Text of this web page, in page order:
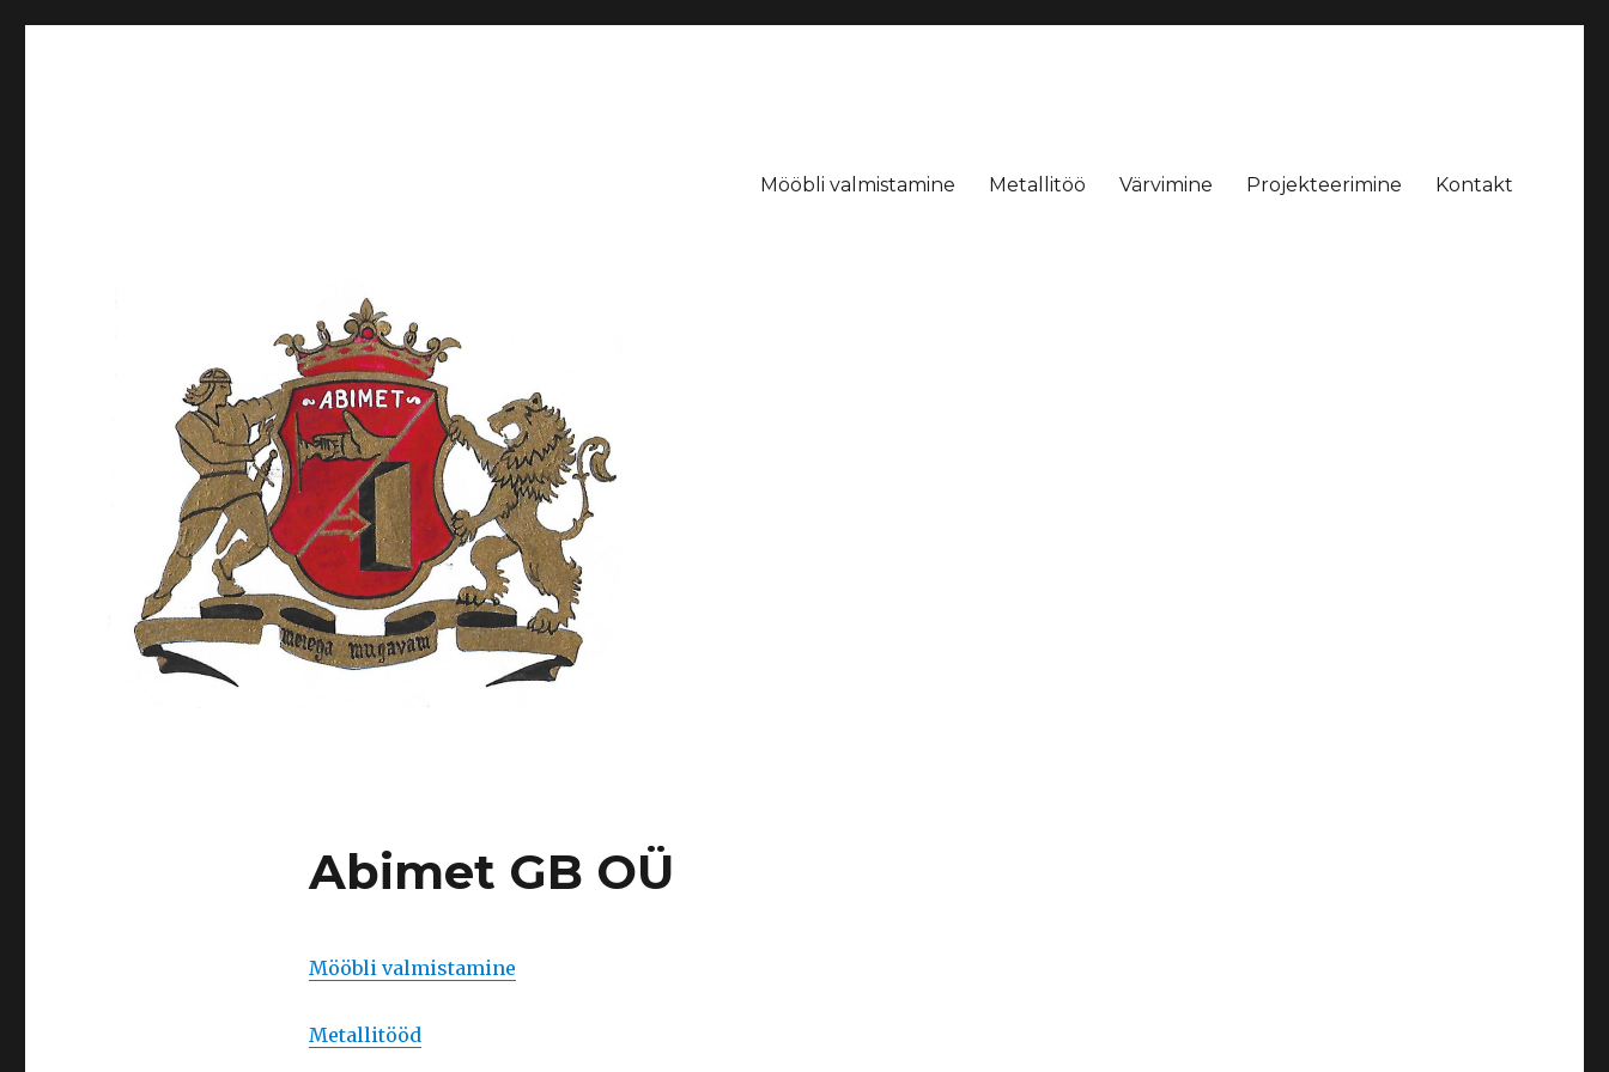
Mööbli valmistamine Metallitöö Värvimine Projekteerimine Kontakt
Abimet GB OÜ
Mööbli valmistamine
Metallitööd